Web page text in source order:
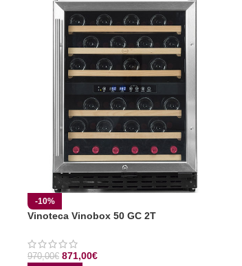
-10%
Vinoteca Vinobox 50 GC 2T
970,00€ 871,00€